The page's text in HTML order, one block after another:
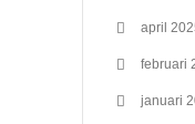
april
februari
januari